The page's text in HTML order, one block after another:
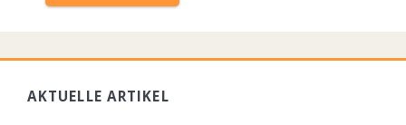
AKTUELLE ARTIKEL